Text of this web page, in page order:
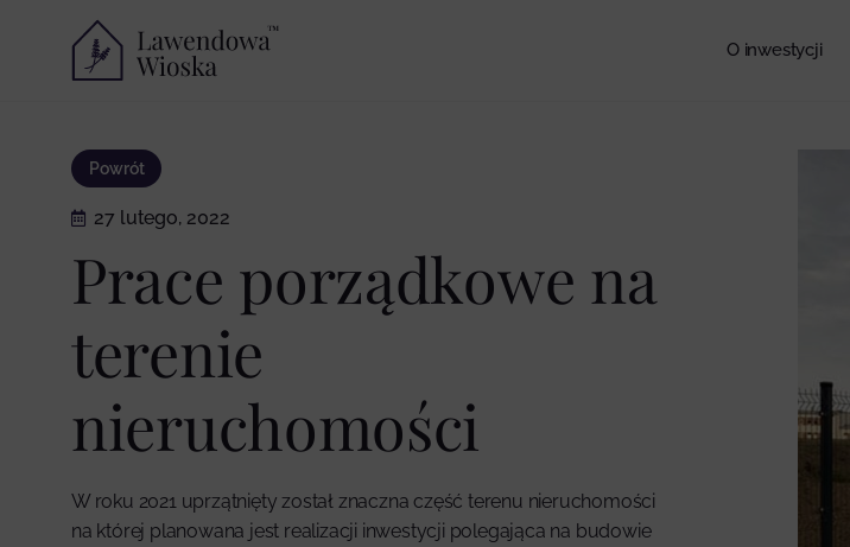
O inwestycji
Powrót
27 lutego, 2022
Prace porządkowe na
terenie
nieruchomości
W roku 2021 uprzątnięty został znaczna część terenu nieruchomości
na której planowana jest realizacji inwestycji polegająca na budowie